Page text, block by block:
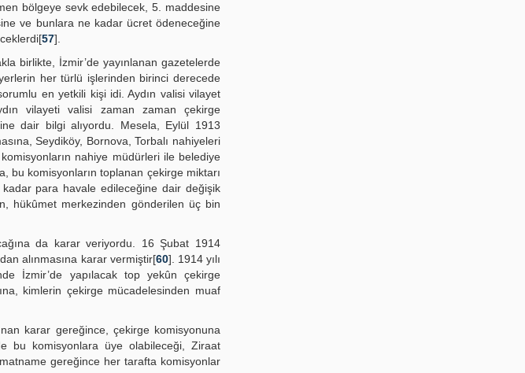
bölgeye sevk edebilecek, 5. maddesine
ve bunlara ne kadar ücret ödeneceğine
57].
birlikte, İzmir’de yayınlanan gazetelerde
her türlü işlerinden birinci derecede
en yetkili kişi idi. Aydın valisi vilayet
vilayeti valisi zaman zaman çekirge
dair bilgi alıyordu. Mesela, Eylül 1913
Seydiköy, Bornova, Torbalı nahiyeleri
nahiye müdürleri ile belediye
bu komisyonların toplanan çekirge miktarı
para havale edileceğine dair değişik
hükûmet merkezinden gönderilen üç bin
da karar veriyordu. 16 Şubat 1914
alınmasına karar vermiştir[60]. 1914 yılı
İzmir’de yapılacak top yekûn çekirge
kimlerin çekirge mücadelesinden muaf
karar gereğince, çekirge komisyonuna
bu komisyonlara üye olabileceği, Ziraat
gereğince her tarafta komisyonlar